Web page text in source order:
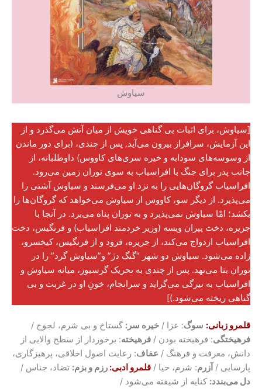
سیاوش
[سیاوش، برای اثبات بی گناهی خویش از میان آتش می‌گذرد و از
این آزمایش، سرافراز بیرون می‌آید. پس از چندی، (برای دور ماندن
از وسوسه‌های سودابه و خیره سری‌های کاووس) داوطلبانه، از
جانب پدر برای جنگ با افراسیاب به سوی توران زمین می‌رود.
افراسیاب گروگان‌هایی را به نزد او می‌فرستد و سیاوش آشتی را
می‌پذیرد. از دیگر سو، کاووس از سیاوش می‌خواهد که گروگان‌ها را
بکشد؛ امّا سیاوش نمی‌پذیرد و به توران پناه می‌برد. در آنجا با
جریره، دخت پیران ویسه (وزیر خردمند افراسیاب) و فرنگیس، دخت
افراسیاب ازدواج می‌کند، از جریره، فرود و از فرنگیس، کیخسرو،
زاده می‌شود. سیاوش دو شهر “گنگ دژ” و”سیاوش گرد” را در
توران بنا می‌نهد. پس از چندی به تحریک گرسیوز، میانه سیاوش و
افراسیاب به تیرگی می‌گراید و سرانجام، خونِ او در غربت و بی
گناهی ریخته می‌شود.)]
قلمرو زبانی: سوگ: عزا / خیره سر: گستاخ و بی شرم، لجوج /
فرهیختگی: فرهیخته بودن / فرهیخته: برخوردار از سطح والایی از
دانش، معرفت و فرهنگ / عفاف: رعایت اصول اخلاقی، پرهیزگاری،
پارسایی / آزرم: شرم، حیا / قلمرو ادبی: رزم و بزم: تضاد، جناس /
دل می‌بندد: کنایه از شیفته می‌شود /